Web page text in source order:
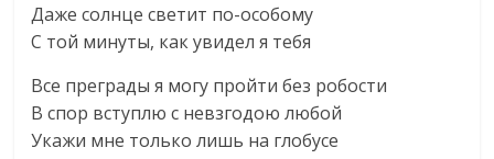
Даже солнце светит по-особому
С той минуты, как увидел я тебя
Все преграды я могу пройти без робости
В спор вступлю с невзгодою любой
Укажи мне только лишь на глобусе